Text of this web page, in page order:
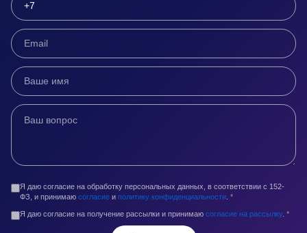
Я даю согласие на обработку персональных данных, в соответствии с 152-
ФЗ, и принимаю согласие и политику конфиденциальности *
Я даю согласие на получение рассылки и принимаю согласие на рассылку. *